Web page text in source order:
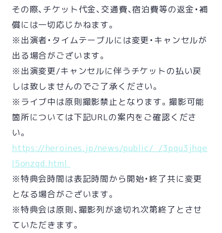
その際、チケット代金、交通費、宿泊費等の返金・補
償には一切応じかねます。
※出演者・タイムテーブルには変更・キャンセルが
出る場合がございます。
※出演変更/キャンセルに伴うチケットの払い戻
しは致しませんのでご了承ください。
※ライブ中は原則撮影禁止となります。撮影可能
箇所については下記URLの案内をご確認くださ
い。
https://heroines.jp/news/public/_/3pqu3jhqe
l5onzqd.html
※特典会時間は表記時間から開始・終了共に変更
となる場合がございます。
※特典会は原則、撮影列が途切れ次第終了とさせ
ていただきます。